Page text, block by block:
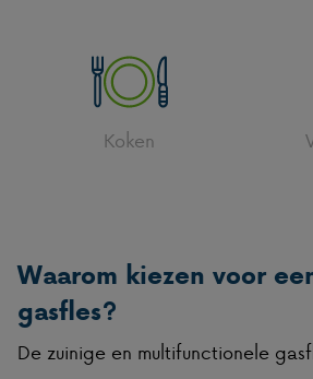
Koken
Waarom kiezen voor
gasfles?
De zuinige en multifunctionele